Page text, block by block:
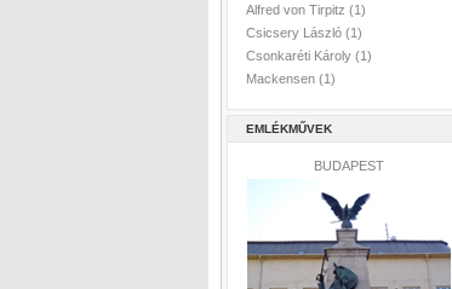
Alfred von Tirpitz (1)
Csicsery László (1)
Csonkaréti Károly (1)
Mackensen (1)
EMLÉKMŰVEK
BUDAPEST